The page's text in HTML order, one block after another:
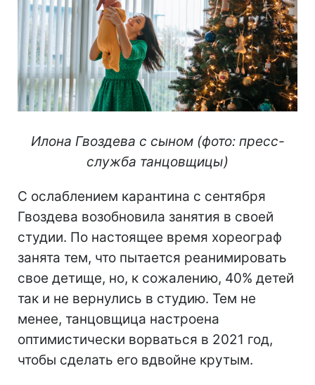
Илона Гвоздева с сыном (фото: пресс-
служба танцовщицы)
С ослаблением карантина с сентября
Гвоздева возобновила занятия в своей
студии. По настоящее время хореограф
занята тем, что пытается реанимировать
свое детище, но, к сожалению, 40% детей
так и не вернулись в студию. Тем не
менее, танцовщица настроена
оптимистически ворваться в 2021 год,
чтобы сделать его вдвойне крутым.